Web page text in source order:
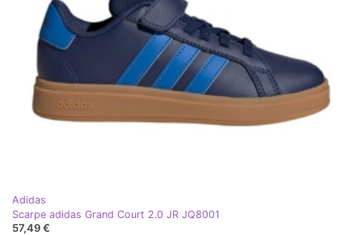
Adidas
Scarpe adidas Grand Court 2.0 JR JQ8001
57,49 €